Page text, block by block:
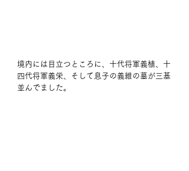
境内には目立つところに、十代将軍義植、十
四代将軍義栄、そして息子の義維の墓が三基
並んでました。